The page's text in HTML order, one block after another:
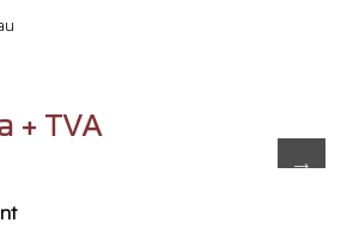
+ TVA